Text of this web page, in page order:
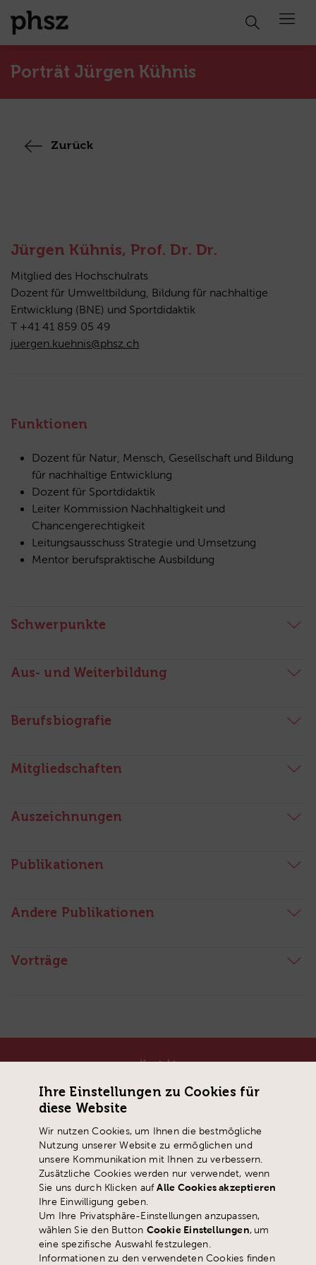
Porträt Jürgen Kühnis
Zurück
Jürgen Kühnis, Prof. Dr. Dr.
Mitglied des Hochschulrats
Dozent für Umweltbildung, Bildung für nachhaltige
Entwicklung (BNE) und Sportdidaktik
T +41 41 859 05 49
juergen.kuehnis@phsz.ch
Funktionen
Dozent für Natur, Mensch, Gesellschaft und Bildung
für nachhaltige Entwicklung
Dozent für Sportdidaktik
Leiter Kommission Nachhaltigkeit und
Chancengerechtigkeit
Leitungsausschuss Strategie und Umsetzung
Mentor berufspraktische Ausbildung
Schwerpunkte
Aus- und Weiterbildung
Berufsbiografie
Mitgliedschaften
Auszeichnungen
Publikationen
Andere Publikationen
Vorträge
Kontakt
Zaystrasse 42
CH-6410 Goldau
T+41 41 859 05 90
info@phsz.ch
Ihre Einstellungen zu Cookies für
diese Website
Wir nutzen Cookies, um Ihnen die bestmögliche
Nutzung unserer Website zu ermöglichen und
unsere Kommunikation mit Ihnen zu verbessern.
Zusätzliche Cookies werden nur verwendet, wenn
Sie uns durch Klicken aufAlle Cookies akzeptieren
Ihre Einwilligung geben.
Um Ihre Privatsphäre-Einstellungen anzupassen,
wählen Sie den Button Cookie Einstellungen, um
eine spezifische Auswahl festzulegen.
Informationen zu den verwendeten Cookies finden